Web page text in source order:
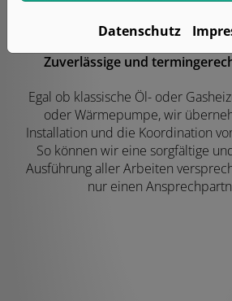
Zuverlässige und
Egal ob klassische Öl- oder
oder Wärmepumpe, wir
Installation und die Koordination
So können wir eine sorgfältige
Ausführung aller Arbeiten
nur einen
Datenschutz